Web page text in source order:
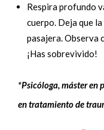
Respira profundo
cuerpo. Deja que
pasajera. Observa
¡Has sobrevivido!
*Psicóloga, máster en
en tratamiento de